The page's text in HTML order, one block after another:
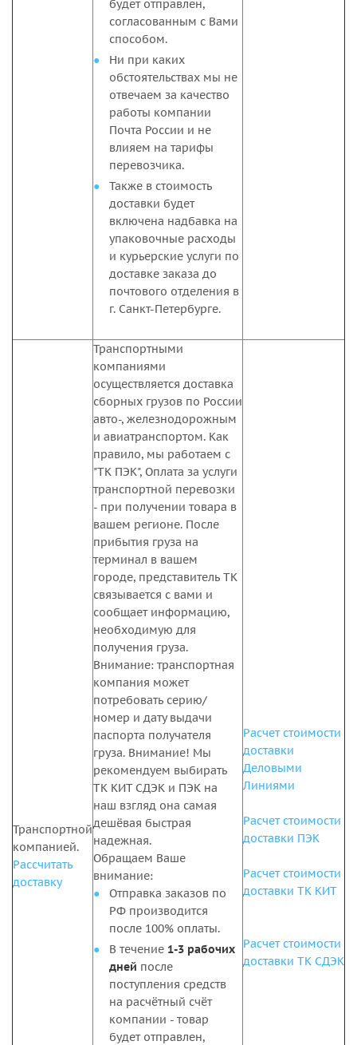
будет отправлен,
согласованным с Вами
способом.
Ни при каких
обстоятельствах мы не
отвечаем за качество
работы компании
Почта России и не
влияем на тарифы
перевозчика.
Также в стоимость
доставки будет
включена надбавка на
упаковочные расходы
и курьерские услуги по
доставке заказа до
почтового отделения в
г. Санкт-Петербурге.
Транспортной
компанией.
Рассчитать
доставку
Транспортными
компаниями
осуществляется доставка
сборных грузов по России
авто-, железнодорожным
и авиатранспортом. Как
правило, мы работаем с
"ТК ПЭК", Оплата за услуги
транспортной перевозки
- при получении товара в
вашем регионе. После
прибытия груза на
терминал в вашем
городе, представитель ТК
связывается с вами и
сообщает информацию,
необходимую для
получения груза.
Внимание: транспортная
компания может
потребовать серию/
номер и дату выдачи
паспорта получателя
груза. Внимание! Мы
рекомендуем выбирать
ТК КИТ СДЭК и ПЭК на
наш взгляд она самая
дешёвая быстрая
надежная.
Обращаем Ваше
внимание:
Отправка заказов по
РФ производится
после 100% оплаты.
В течение 1-3 рабочих
дней после
поступления средств
на расчётный счёт
компании - товар
будет отправлен,
Расчет стоимости
доставки
Деловыми
Линиями
Расчет стоимости
доставки ПЭК
Расчет стоимости
доставки ТК КИТ
Расчет стоимости
доставки ТК СДЭК